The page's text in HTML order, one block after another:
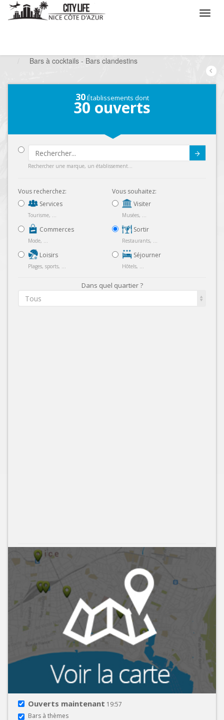
Bars à cocktails - Bars clandestins
30Établissements dont
30 ouverts
Rechercher une marque, un établissement...
Vous recherchez:
Services
Tourisme, ...
Commerces
Mode, ...
Loisirs
Plages, sports, ...
Vous souhaitez:
Visiter
Musées, ...
Sortir
Restaurants, ...
Séjourner
Hôtels, ...
Dans quel quartier ?
Tous
Ouverts maintenant 19:57
Bars à thèmes